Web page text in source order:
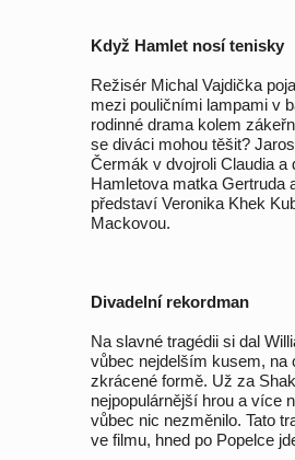
Když Hamlet nosí tenisky
Režisér Michal Vajdička
mezi pouličními lampami v
rodinné drama kolem
se diváci mohou těšit?
Čermák v dvojroli Claudia
Hamletova matka Gertruda
představí Veronika Khek
Mackovou.
Divadelní rekordman
Na slavné tragédii si dal
vůbec nejdelším kusem, na
zkrácené formě. Už za
nejpopulárnější hrou a více
vůbec nic nezměnilo. Tato
ve filmu, hned po Popelce